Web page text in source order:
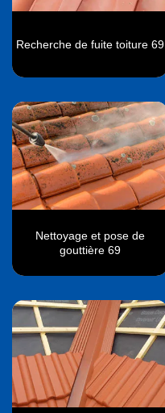
Recherche de fuite toiture 69
Nettoyage et pose de
gouttière 69